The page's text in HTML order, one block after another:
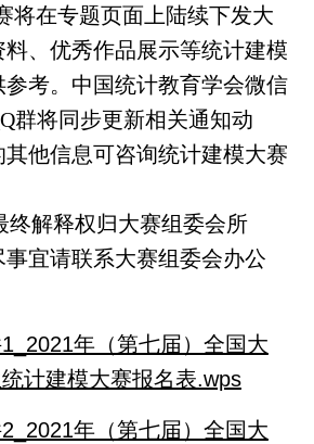
将在专题页面上陆续下发大
、优秀作品展示等统计建模
考。中国统计教育学会微信
群将同步更新相关通知动
他信息可咨询统计建模大赛
终解释权归大赛组委会所
宜请联系大赛组委会办公
年（第七届）全国大
计建模大赛报名表.wps
年（第七届）全国大